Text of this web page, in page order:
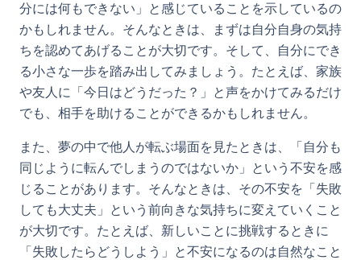
分には何もできない」と感じていることを示しているの
かもしれません。そんなときは、まずは自分自身の気持
ちを認めてあげることが大切です。そして、自分にでき
る小さな一歩を踏み出してみましょう。たとえば、家族
や友人に「今日はどうだった？」と声をかけてみるだけ
でも、相手を助けることができるかもしれません。
また、夢の中で他人が転ぶ場面を見たときは、「自分も
同じように転んでしまうのではないか」という不安を感
じることがあります。そんなときは、その不安を「失敗
しても大丈夫」という前向きな気持ちに変えていくこと
が大切です。たとえば、新しいことに挑戦するときに
「失敗したらどうしよう」と不安になるのは自然なこと